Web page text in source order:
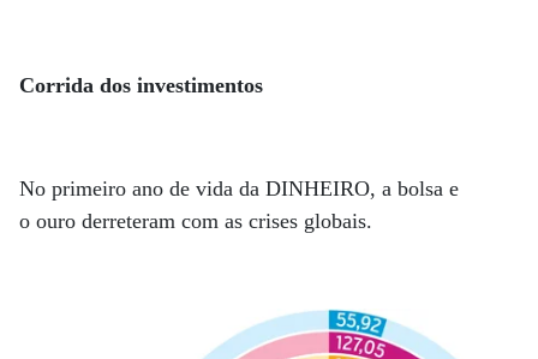
Corrida dos investimentos
No primeiro ano de vida da DINHEIRO, a bolsa e
o ouro derreteram com as crises globais.